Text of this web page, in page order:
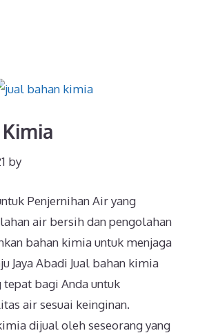
by
Penjernihan Air yang
air bersih dan pengolahan
bahan kimia untuk menjaga
Jaya Abadi Jual bahan kimia
bagi Anda untuk
air sesuai keinginan.
dijual oleh seseorang yang